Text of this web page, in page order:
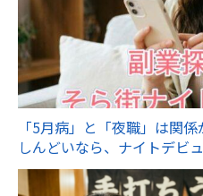
「5月病」と「夜職」は関
しんどいなら、ナイトデビ